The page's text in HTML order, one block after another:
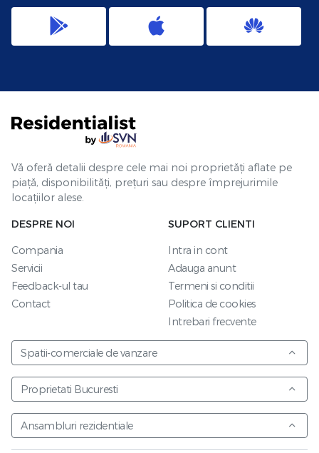
Vă oferă detalii despre cele mai noi proprietăți aflate pe
piață, disponibilități, prețuri sau despre împrejurimile
locațiilor alese.
DESPRE NOI
Compania
Servicii
Feedback-ul tau
Contact
SUPORT CLIENTI
Intra in cont
Adauga anunt
Termeni si conditii
Politica de cookies
Intrebari frecvente
Spatii-comerciale de vanzare
Proprietati Bucuresti
Ansambluri rezidentiale